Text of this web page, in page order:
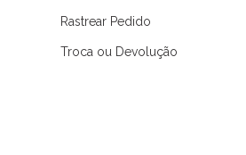
Rastrear Pedido
Troca ou Devolução